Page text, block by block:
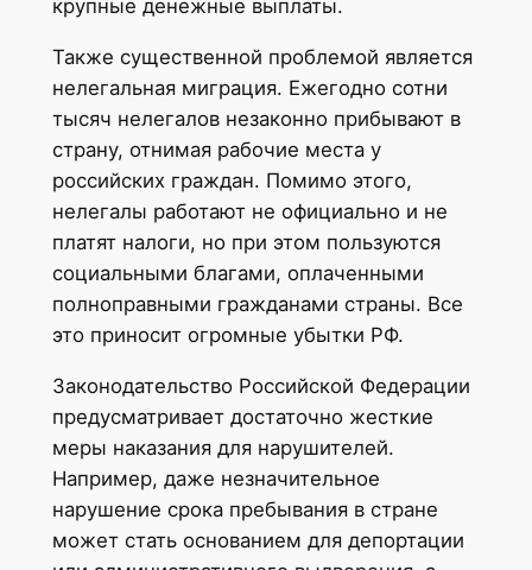
крупные денежные выплаты.
Также существенной проблемой является
нелегальная миграция. Ежегодно сотни
тысяч нелегалов незаконно прибывают в
страну, отнимая рабочие места у
российских граждан. Помимо этого,
нелегалы работают не официально и не
платят налоги, но при этом пользуются
социальными благами, оплаченными
полноправными гражданами страны. Все
это приносит огромные убытки РФ.
Законодательство Российской Федерации
предусматривает достаточно жесткие
меры наказания для нарушителей.
Например, даже незначительное
нарушение срока пребывания в стране
может стать основанием для депортации